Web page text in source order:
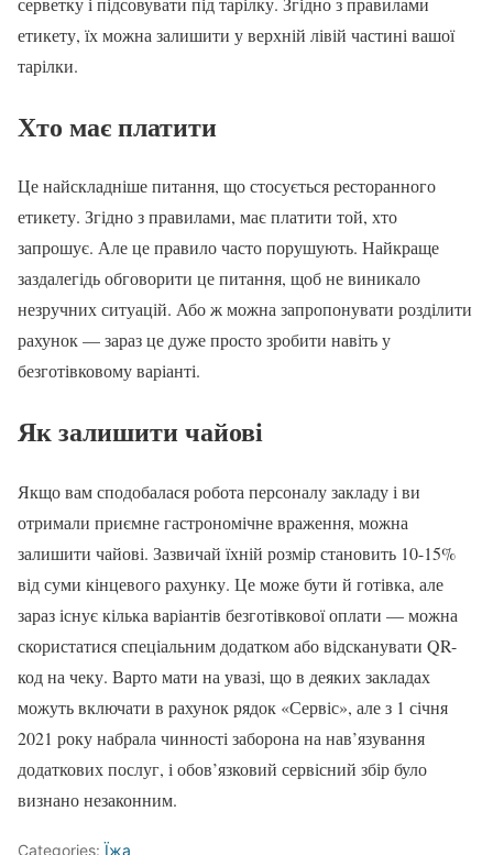
етикету, їх можна залишити у верхній лівій частині вашої
тарілки.
Хто має платити
Це найскладніше питання, що стосується ресторанного
етикету. Згідно з правилами, має платити той, хто
запрошує. Але це правило часто порушують. Найкраще
заздалегідь обговорити це питання, щоб не виникало
незручних ситуацій. Або ж можна запропонувати розділити
рахунок — зараз це дуже просто зробити навіть у
безготівковому варіанті.
Як залишити чайові
Якщо вам сподобалася робота персоналу закладу і ви
отримали приємне гастрономічне враження, можна
залишити чайові. Зазвичай їхній розмір становить 10-15%
від суми кінцевого рахунку. Це може бути й готівка, але
зараз існує кілька варіантів безготівкової оплати — можна
скористатися спеціальним додатком або відсканувати QR-
код на чеку. Варто мати на увазі, що в деяких закладах
можуть включати в рахунок рядок «Сервіс», але з 1 січня
2021 року набрала чинності заборона на нав’язування
додаткових послуг, і обов’язковий сервісний збір було
визнано незаконним.
Categories: Їжа